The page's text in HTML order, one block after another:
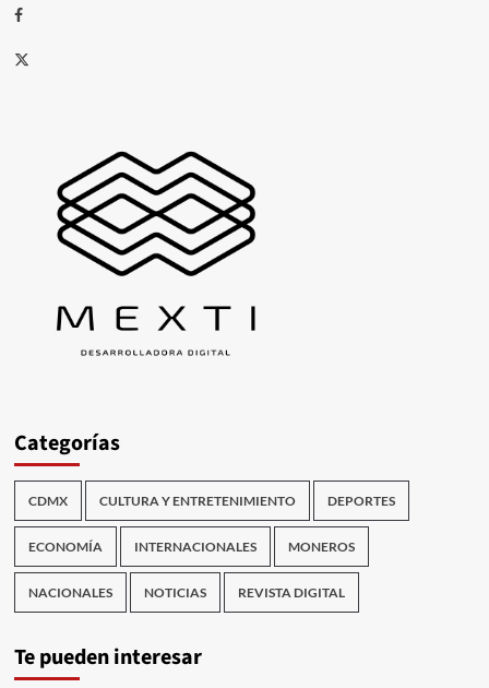
Facebook
X
Categorías
CDMX CULTURA Y ENTRETENIMIENTO DEPORTES
ECONOMÍA INTERNACIONALES MONEROS
NACIONALES NOTICIAS REVISTA DIGITAL
Te pueden interesar